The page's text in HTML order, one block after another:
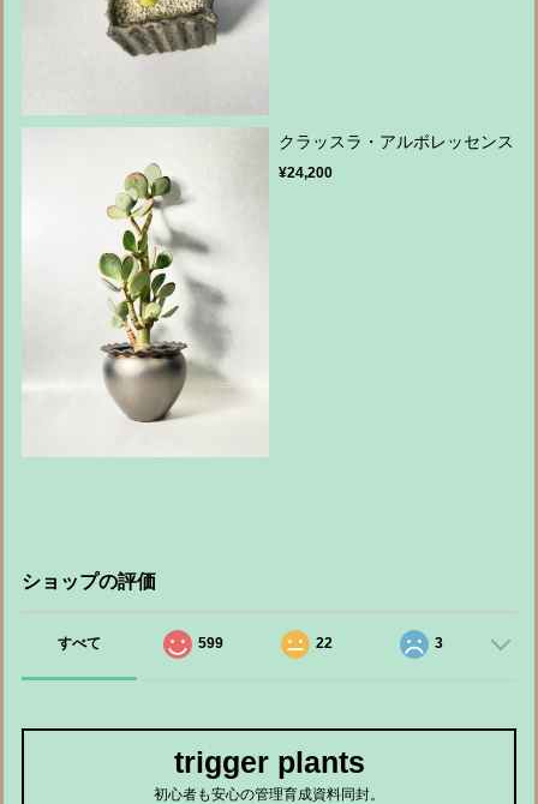
クラッスラ・アルボレッセンス
¥24,200
ショップの評価
すべて 599 22 3
trigger plants
初心者も安心の管理育成資料同封。